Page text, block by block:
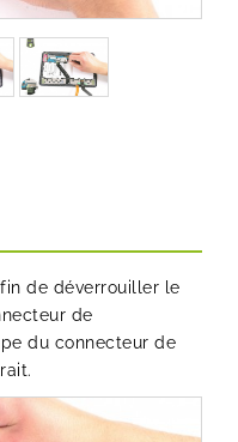
de déverrouiller le
de
du connecteur de